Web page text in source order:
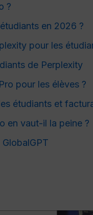
?
en 2026 ?
pour les
de Perplexity
pour les élèves ?
étudiants et
en vaut-il la peine ?